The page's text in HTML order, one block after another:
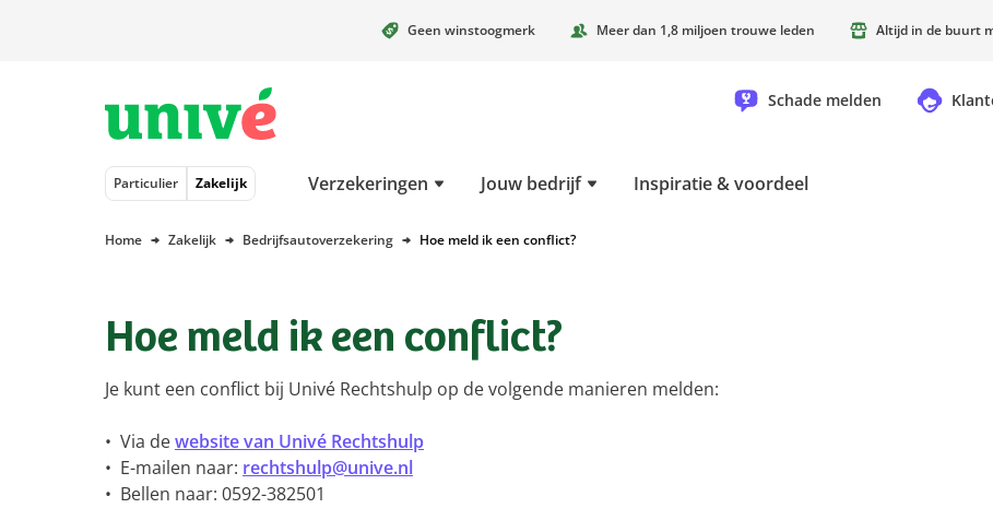
Geen winstoogmerk Meer dan 1,8 miljoen trouwe leden Altijd in de buurt
Schade melden
Particulier Zakelijk Verzekeringen Jouw bedrijf Inspiratie & voordeel
Home Zakelijk Bedrijfsautoverzekering Hoe meld ik een conflict?
Hoe meld ik een conflict?
Je kunt een conflict bij Univé Rechtshulp op de volgende manieren melden:
• Via dewebsite van Univé Rechtshulp
• E-mailen naar: rechtshulp@unive.nl
• Bellen naar: 0592-382501